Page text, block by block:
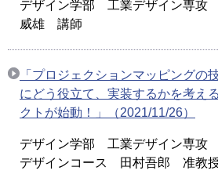
デザイン学部 工業デザイン専攻
威雄 講師
「プロジェクションマッピングの
にどう役立て、実装するかを考え
クトが始動！」（2021/11/26）
デザイン学部 工業デザイン専攻
デザインコース 田村吾郎 准教